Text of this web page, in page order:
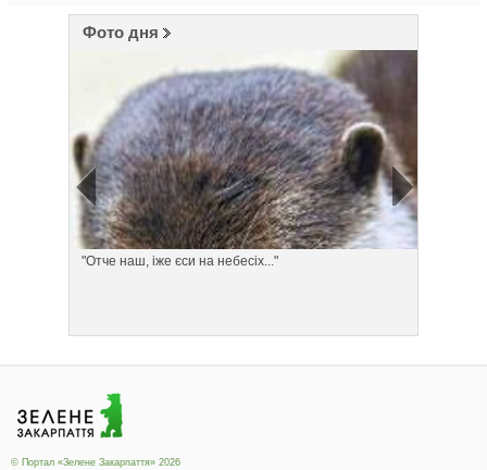
Фото дня
"Отче наш, іже єси на небесіх..."
© Портал «Зелене Закарпаття» 2026